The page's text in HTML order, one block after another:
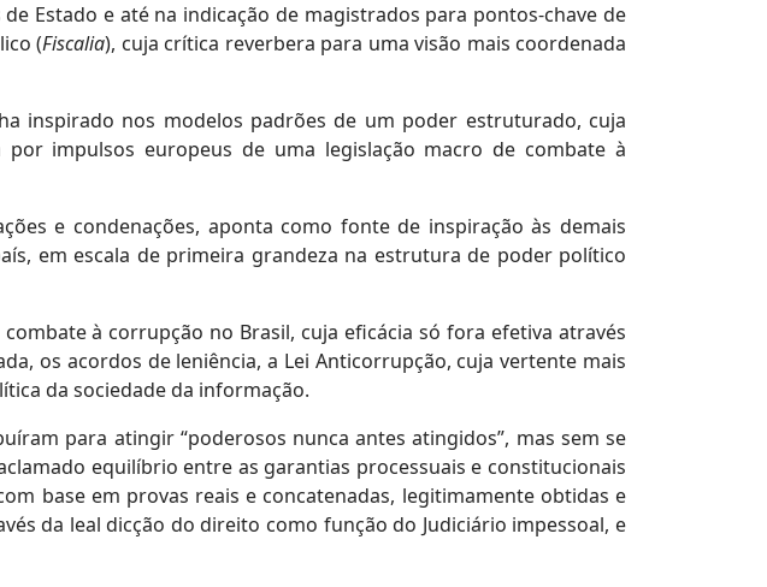
Estado e até na indicação de magistrados para pontos-chave de
(Fiscalia), cuja crítica reverbera para uma visão mais coordenada
inspirado nos modelos padrões de um poder estruturado, cuja
impulsos europeus de uma legislação macro de combate à
e condenações, aponta como fonte de inspiração às demais
em escala de primeira grandeza na estrutura de poder político
à corrupção no Brasil, cuja eficácia só fora efetiva através
os acordos de leniência, a Lei Anticorrupção, cuja vertente mais
da sociedade da informação.
para atingir “poderosos nunca antes atingidos”, mas sem se
equilíbrio entre as garantias processuais e constitucionais
base em provas reais e concatenadas, legitimamente obtidas e
da leal dicção do direito como função do Judiciário impessoal, e